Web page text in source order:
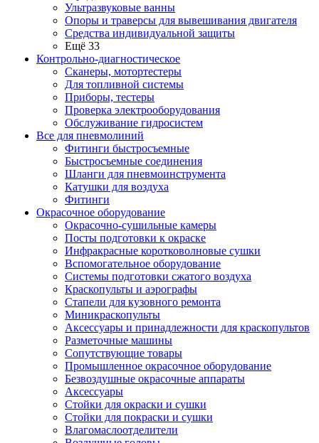
Ультразвуковые ванны
Опоры и траверсы для вывешивания двигателя
Средства индивидуальной защиты
Ещё 33
Контрольно-диагностическое
Сканеры, мотортестеры
Для топливной системы
Приборы, тестеры
Проверка электрооборудования
Обслуживание гидросистем
Все для пневмолиний
Фитинги быстросъемные
Быстросъемные соединения
Шланги для пневмоинструмента
Катушки для воздуха
Фитинги
Окрасочное оборудование
Окрасочно-сушильные камеры
Посты подготовки к окраске
Инфракрасные коротковолновые сушки
Вспомогательное оборудование
Системы подготовки сжатого воздуха
Краскопульты и аэрографы
Стапели для кузовного ремонта
Миникраскопульты
Аксессуары и принадлежности для краскопультов
Разметочные машины
Сопутствующие товары
Промышленное окрасочное оборудование
Безвоздушные окрасочные аппараты
Аксессуары
Стойки для окраски и сушки
Стойки для покраски и сушки
Влагомаслоотделители